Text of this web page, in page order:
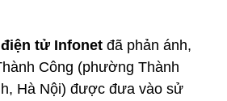
tử Infonet đã phản ánh,
Công (phường Thành
Hà Nội) được đưa vào sử